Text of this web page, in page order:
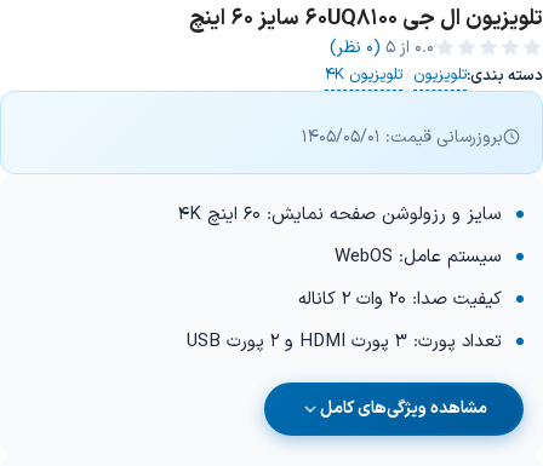
تلویزیون ال جی 60UQ8100 سایز 60 اینچ
0.0 از ۵ (0 نظر)
دسته بندی:تلویزیون/تلویزیون 4K
بروزرسانی قیمت: 1405/05/01
سایز و رزولوشن صفحه نمایش: 60 اینچ 4K
سیستم عامل: WebOS
کیفیت صدا: 20 وات 2 کاناله
تعداد پورت: 3 پورت HDMI و 2 پورت USB
مشاهده ویژگی‌های کامل